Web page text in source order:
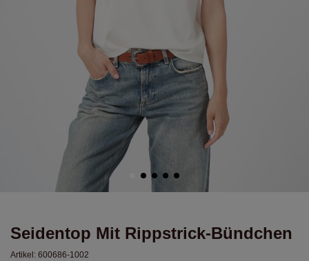
Seidentop Mit Rippstrick-Bündchen
Artikel: 600686-1002